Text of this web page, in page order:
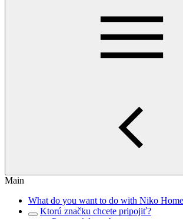
Main
What do you want to do with Niko
Ktorú značku chcete pripojiť?